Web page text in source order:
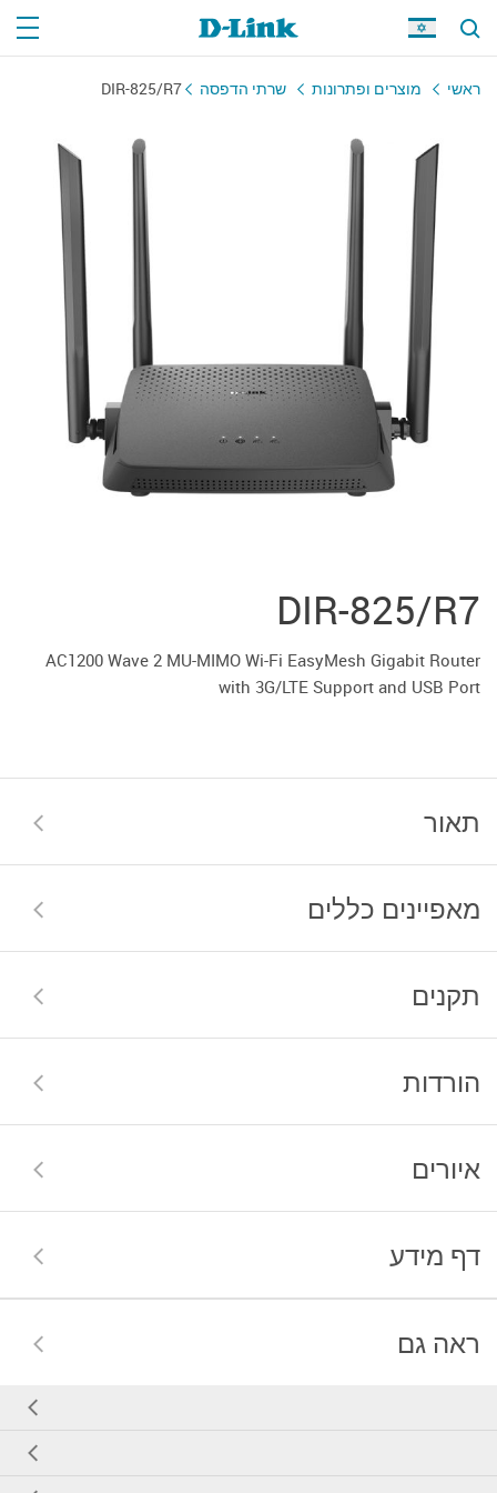
ראשי מוצרים ופתרונות שרתי הדפסה DIR-825/R7
DIR-825/R7
AC1200 Wave 2 MU-MIMO Wi-Fi EasyMesh Gigabit Router
with 3G/LTE Support and USB Port
תאור
מאפיינים כללים
תקנים
הורדות
איורים
דף מידע
ראה גם